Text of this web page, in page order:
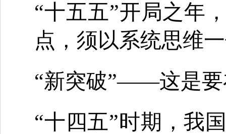
“十五五”开局之年
点，须以系统思维
“新突破”——这是
“十四五”时期，我